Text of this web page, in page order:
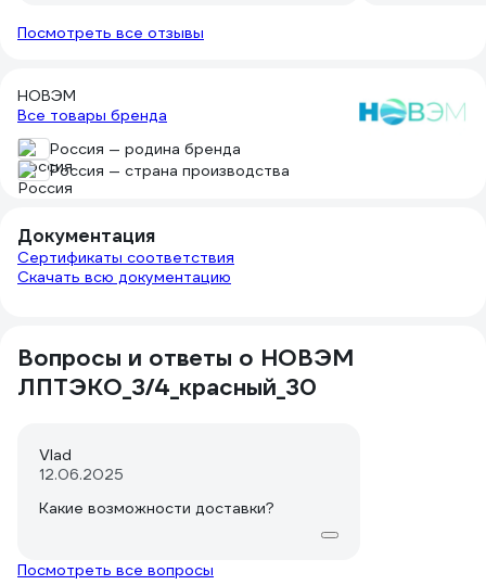
Посмотреть все отзывы
НОВЭМ
Все товары бренда
Россия — родина бренда
Россия — страна производства
Документация
Сертификаты соответствия
Скачать всю документацию
Вопросы и ответы о НОВЭМ
ЛПТЭКО_3/4_красный_30
Vlad
12.06.2025
Какие возможности доставки?
Посмотреть все вопросы